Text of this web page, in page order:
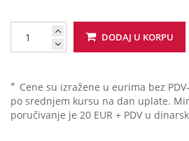
DODAJ U KORPU
* Cene su izražene u eurima bez
po srednjem kursu na dan uplate.
poručivanje je 20 EUR + PDV u